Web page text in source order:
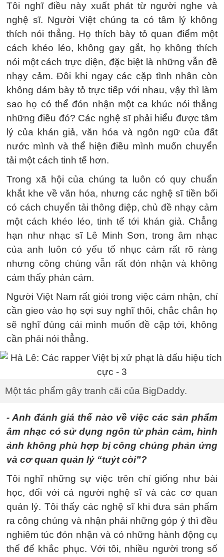
Tôi nghĩ điều này xuất phát từ người nghe và
nghệ sĩ. Người Việt chúng ta có tâm lý không
thích nói thẳng. Họ thích bày tỏ quan điểm một
cách khéo léo, không gay gắt, họ không thích
nói một cách trực diện, đặc biệt là những vẫn đề
nhạy cảm. Đôi khi ngay các cặp tình nhân còn
không dám bày tỏ trực tiếp với nhau, vậy thì làm
sao họ có thể đón nhận một ca khúc nói thẳng
những điều đó? Các nghệ sĩ phải hiểu được tâm
lý của khán giả, văn hóa và ngôn ngữ của đất
nước mình và thể hiện điều mình muốn chuyển
tải một cách tinh tế hơn.
Trong xã hội của chúng ta luôn có quy chuẩn
khắt khe về văn hóa, nhưng các nghệ sĩ tiền bối
có cách chuyển tải thông điệp, chủ đề nhạy cảm
một cách khéo léo, tinh tế tới khán giả. Chẳng
hạn như nhạc sĩ Lê Minh Sơn, trong âm nhạc
của anh luôn có yếu tố nhục cảm rất rõ ràng
nhưng công chúng vẫn rất đón nhận và không
cảm thấy phản cảm.
Người Việt Nam rất giỏi trong việc cảm nhận, chỉ
cần gieo vào họ sợi suy nghĩ thôi, chắc chắn họ
sẽ nghĩ đúng cái mình muốn đề cập tới, không
cần phải nói thẳng.
Một tác phẩm gây tranh cãi của BigDaddy.
- Anh đánh giá thế nào về việc các sản phẩm
âm nhạc có sử dụng ngôn từ phản cảm, hình
ảnh không phù hợp bị công chúng phản ứng
và cơ quan quản lý “tuýt còi”?
Tôi nghĩ những sự việc trên chỉ giống như bài
học, đối với cả người nghệ sĩ và các cơ quan
quản lý. Tôi thấy các nghệ sĩ khi đưa sản phẩm
ra công chúng và nhận phải những góp ý thì đều
nghiêm túc đón nhận và có những hành động cụ
thể để khắc phục. Với tôi, nhiều người trong số